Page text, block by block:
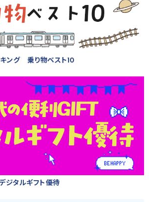
ング 乗り物ベスト10
タルギフト優待